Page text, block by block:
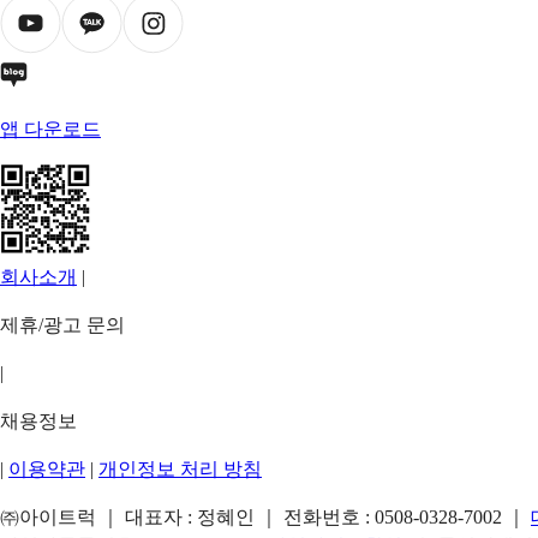
앱 다운로드
회사소개 |
제휴/광고 문의
|
채용정보
| 이용약관 | 개인정보 처리 방침
㈜아이트럭 ｜ 대표자 : 정혜인 ｜ 전화번호 : 0508-0328-7002